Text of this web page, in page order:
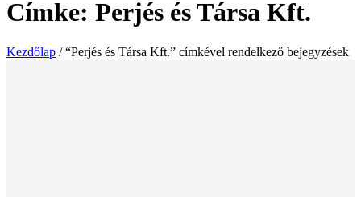
Címke: Perjés és Társa Kft.
Kezdőlap / “Perjés és Társa Kft.” címkével rendelkező bejegyzések